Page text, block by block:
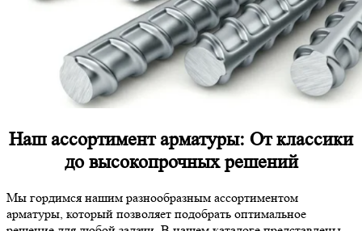
Наш ассортимент арматуры: От классики
до высокопрочных решений
Мы гордимся нашим разнообразным ассортиментом
арматуры, который позволяет подобрать оптимальное